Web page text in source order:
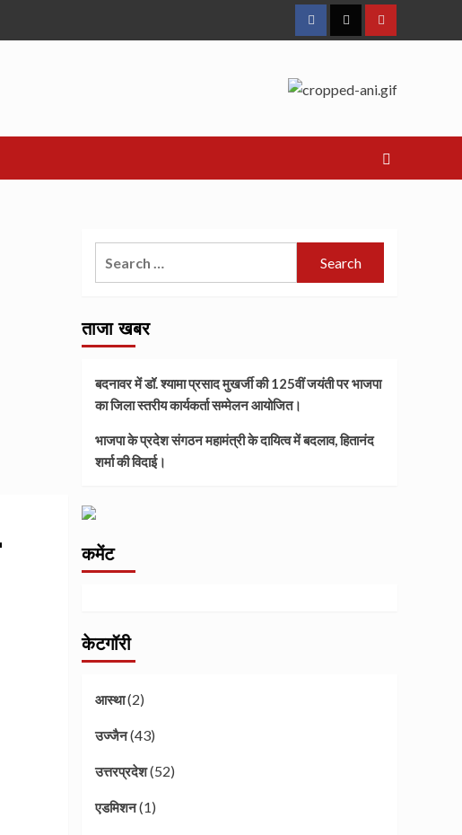
FacebookTwitterYoutube
ताजा खबर
बदनावर में डॉ. श्यामा प्रसाद मुखर्जी की 125वीं जयंती पर भाजपा
का जिला स्तरीय कार्यकर्ता सम्मेलन आयोजित।
भाजपा के प्रदेश संगठन महामंत्री के दायित्व में बदलाव, हितानंद
शर्मा की विदाई।
कमेंट
केटगॉरी
आस्था(2)
उज्जैन(43)
उत्तरप्रदेश(52)
एडमिशन(1)